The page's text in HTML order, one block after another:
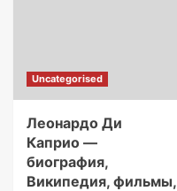
Uncategorised
Леонардо Ди
Каприо —
биография,
Википедия, фильмы,